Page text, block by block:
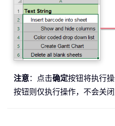
注意：点击确定按钮将执行
按钮则仅执行操作，不会关闭